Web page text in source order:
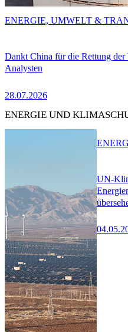
Dankt China für die Rettung
Analysten
28.07.2026
ENERGIE, UMWELT &
ENERGIE UND
UN-